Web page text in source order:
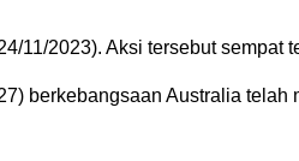
11/2023). Aksi tersebut sempat
berkebangsaan Australia